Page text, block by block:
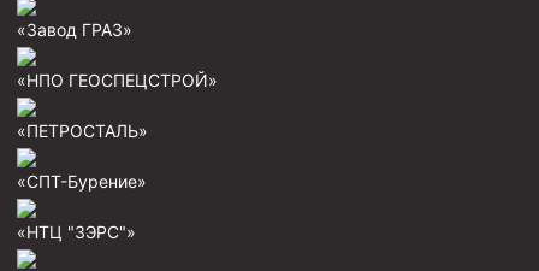
Муфта ОТТМ 324
Муфта ОТТМ 114
Муфта ОТТГ 168
«Завод ГРАЗ»
«НПО ГЕОСПЕЦСТРОЙ»
«ПЕТРОСТАЛЬ»
«СПТ-Бурение»
«НТЦ "ЗЭРС"»